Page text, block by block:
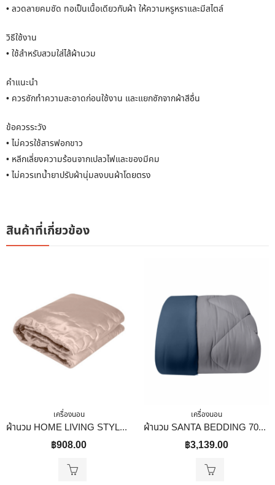
• ลวดลายคมชัด ทอเป็นเนื้อเดียวกับผ้า ให้ความหรูหราและมีสไตล์
วิธีใช้งาน
• ใช้สำหรับสวมใส่ไส้ผ้านวม
คำแนะนำ
• ควรซักทำความสะอาดก่อนใช้งาน และแยกซักจากผ้าสีอื่น
ข้อควรระวัง
• ไม่ควรใช้สารฟอกขาว
• หลีกเลี่ยงความร้อนจากเปลวไฟและของมีคม
• ไม่ควรเทน้ำยาปรับผ้านุ่มลงบนผ้าโดยตรง
สินค้าที่เกี่ยวข้อง
เครื่องนอน
ผ้านวม HOME LIVING STYLE LAVISH 60X80 นิ้ว สี COPPER
฿908.00
เครื่องนอน
ผ้านวม SANTA BEDDING 70×90 นิ้ว สี GREY/NAVY BLUE
฿3,139.00